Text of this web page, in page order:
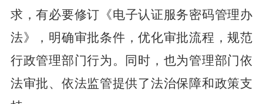
求 ，有必要修订 《电子认证服务密码管理办
法》，明确审批条件，优化审批流程 ，规范
行政管理部门行为。同时，也为管理部门依
法审批、依法监管提供了法治保障和政策支